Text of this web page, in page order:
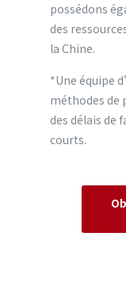
possédons
des
la Chine.
*Une équipe
méthodes
des délais de
courts.